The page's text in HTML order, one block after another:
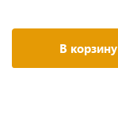
В корзину